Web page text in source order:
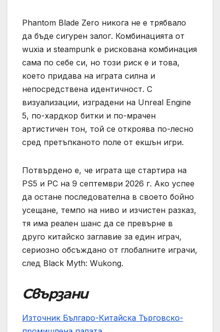
Phantom Blade Zero никога не е трябвало
да бъде сигурен залог. Комбинацията от
wuxia и steampunk е рискована комбинация
сама по себе си, но този риск е и това,
което придава на играта силна и
непосредствена идентичност. С
визуализации, изградени на Unreal Engine
5, по-хардкор битки и по-мрачен
артистичен тон, той се откроява по-лесно
сред претъпканото поле от екшън игри.
Потвърдено е, че играта ще стартира на
PS5 и PC на 9 септември 2026 г. Ако успее
да остане последователна в своето бойно
усещане, темпо на ниво и изчистен разказ,
тя има реален шанс да се превърне в
друго китайско заглавие за един играч,
сериозно обсъждано от глобалните играчи,
след Black Myth: Wukong.
Свързани
Източник Българо-Китайска Търговско-